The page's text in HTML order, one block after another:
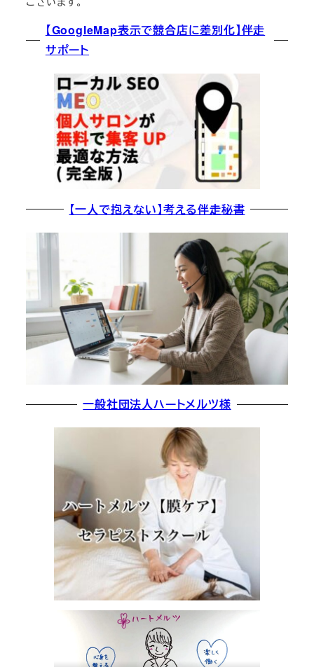
【GoogleMap表示で競合店に差別化】伴走
サポート
【一人で抱えない】考える伴走秘書
一般社団法人ハートメルツ様